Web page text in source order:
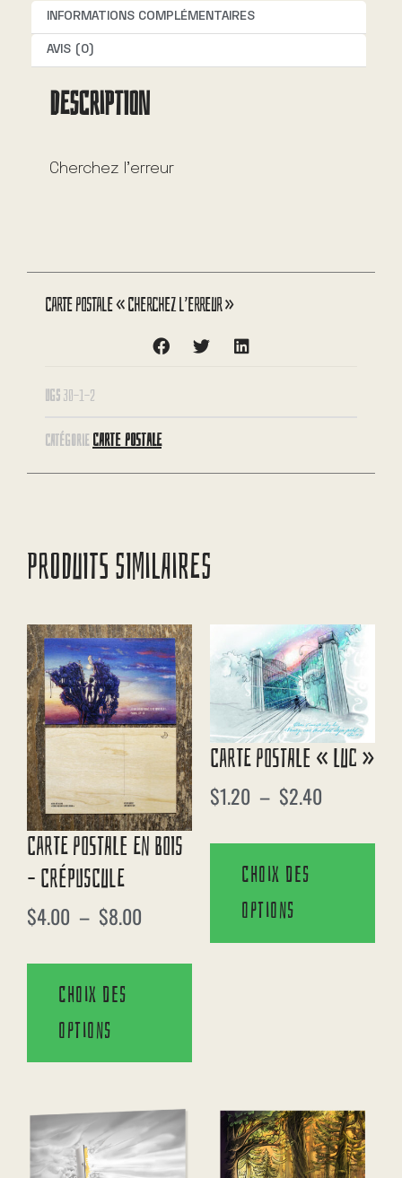
t
i
INFORMATIONS COMPLÉMENTAIRES
AVIS (0)
DESCRIPTION
Cherchez l’erreur
Carte postale « Cherchez l’erreur »
UGS 30-1-2
CATÉGORIE CARTE POSTALE
PRODUITS SIMILAIRES
Carte Postale En Bois
– Crépuscule
$4.00 – $8.00
Choix des
options
Carte Postale « Luc »
$1.20 – $2.40
Choix des
options